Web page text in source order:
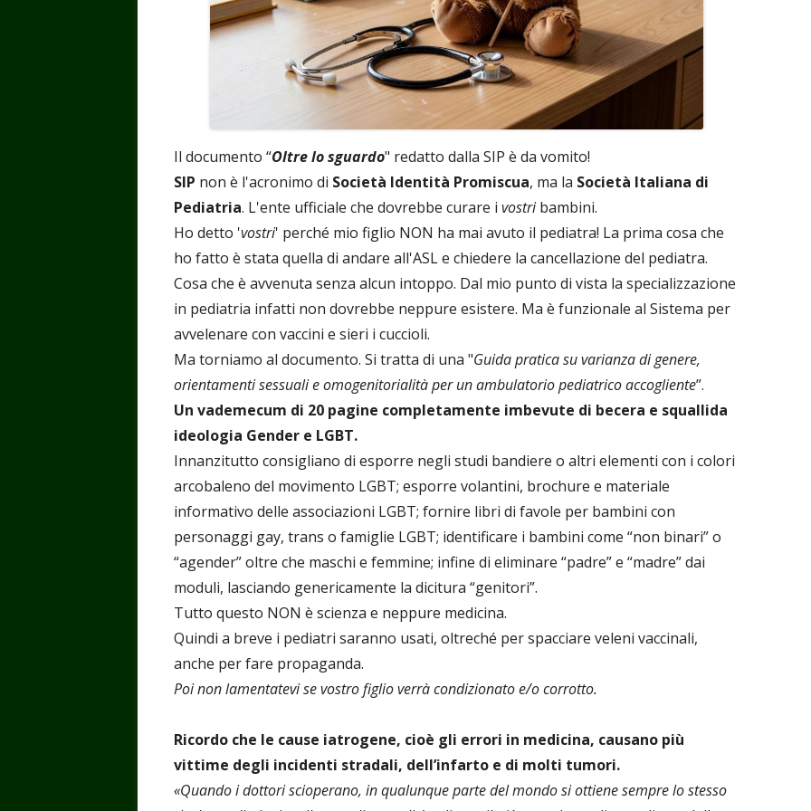
Il documento “Oltre lo sguardo" redatto dalla SIP è da vomito!
SIP non è l'acronimo di Società Identità Promiscua, ma la Società Italiana di
Pediatria. L'ente ufficiale che dovrebbe curare i vostribambini.
Ho detto 'vostri' perché mio figlio NON ha mai avuto il pediatra! La prima cosa che
ho fatto è stata quella di andare all'ASL e chiedere la cancellazione del pediatra.
Cosa che è avvenuta senza alcun intoppo. Dal mio punto di vista la specializzazione
in pediatria infatti non dovrebbe neppure esistere. Ma è funzionale al Sistema per
avvelenare con vaccini e sieri i cuccioli.
Ma torniamo al documento. Si tratta di una "Guida pratica su varianza di genere,
orientamenti sessuali e omogenitorialità per un ambulatorio pediatrico accogliente”.
Un vademecum di 20 pagine completamente imbevute di becera e squallida
ideologia Gender e LGBT.
Innanzitutto consigliano di esporre negli studi bandiere o altri elementi con i colori
arcobaleno del movimento LGBT; esporre volantini, brochure e materiale
informativo delle associazioni LGBT; fornire libri di favole per bambini con
personaggi gay, trans o famiglie LGBT; identificare i bambini come “non binari” o
“agender” oltre che maschi e femmine; infine di eliminare “padre” e “madre” dai
moduli, lasciando genericamente la dicitura “genitori”.
Tutto questo NON è scienza e neppure medicina.
Quindi a breve i pediatri saranno usati, oltreché per spacciare veleni vaccinali,
anche per fare propaganda.
Poi non lamentatevi se vostro figlio verrà condizionato e/o corrotto.
Ricordo che le cause iatrogene, cioè gli errori in medicina, causano più
vittime degli incidenti stradali, dell’infarto e di molti tumori.
«Quando i dottori scioperano, in qualunque parte del mondo si ottiene sempre lo stesso